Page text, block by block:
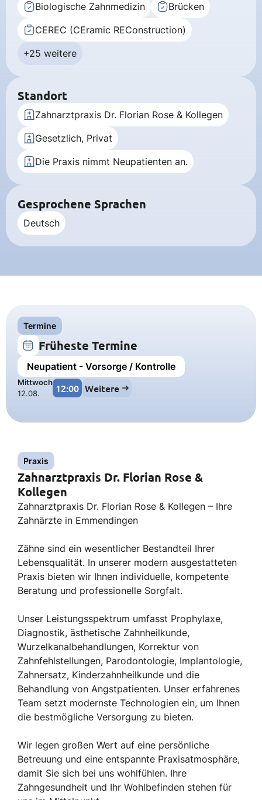
Biologische Zahnmedizin
Brücken
CEREC (CEramic REConstruction)
+25 weitere
Standort
Zahnarztpraxis Dr. Florian Rose & Kollegen
Gesetzlich, Privat
Die Praxis nimmt Neupatienten an.
Gesprochene Sprachen
Deutsch
Termine
Früheste Termine
Neupatient - Vorsorge / Kontrolle
Mittwoch
12.08.
12:00 Weitere
Praxis
Zahnarztpraxis Dr. Florian Rose &
Kollegen
Zahnarztpraxis Dr. Florian Rose & Kollegen – Ihre
Zahnärzte in Emmendingen
Zähne sind ein wesentlicher Bestandteil Ihrer
Lebensqualität. In unserer modern ausgestatteten
Praxis bieten wir Ihnen individuelle, kompetente
Beratung und professionelle Sorgfalt.
Unser Leistungsspektrum umfasst Prophylaxe,
Diagnostik, ästhetische Zahnheilkunde,
Wurzelkanalbehandlungen, Korrektur von
Zahnfehlstellungen, Parodontologie, Implantologie,
Zahnersatz, Kinderzahnheilkunde und die
Behandlung von Angstpatienten. Unser erfahrenes
Team setzt modernste Technologien ein, um Ihnen
die bestmögliche Versorgung zu bieten.
Wir legen großen Wert auf eine persönliche
Betreuung und eine entspannte Praxisatmosphäre,
damit Sie sich bei uns wohlfühlen. Ihre
Zahngesundheit und Ihr Wohlbefinden stehen für